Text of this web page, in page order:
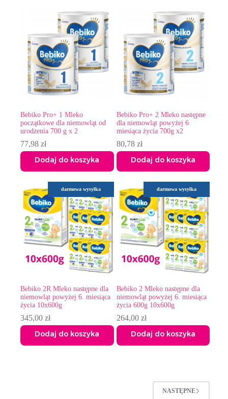
Bebiko Pro+ 1 Mleko
początkowe dla niemowląt od
urodzenia 700 g x 2
77,98 zł
Dodaj do koszyka
Bebiko Pro+ 2 Mleko następne
dla niemowląt powyżej 6
miesiąca życia 700g x2
80,78 zł
Dodaj do koszyka
darmowa wysyłka
Bebiko 2R Mleko następne dla
niemowląt powyżej 6. miesiąca
życia 10x600g
345,00 zł
Dodaj do koszyka
darmowa wysyłka
Bebiko 2 Mleko następne dla
niemowląt powyżej 6. miesiąca
życia 600g 10x600g
264,00 zł
Dodaj do koszyka
NASTĘPNE